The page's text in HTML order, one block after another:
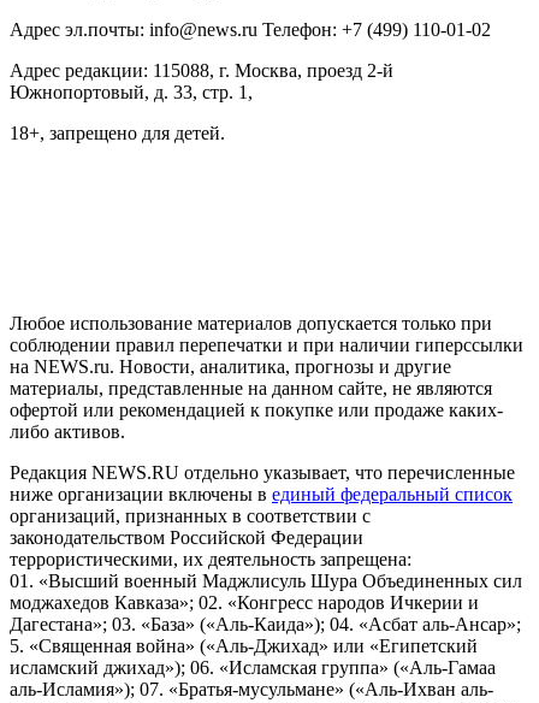
Адрес эл.почты: info@news.ru Телефон: +7 (499) 110-01-02
Адрес редакции: 115088, г. Москва, проезд 2-й
Южнопортовый, д. 33, стр. 1,
18+, запрещено для детей.
Любое использование материалов допускается только при
соблюдении правил перепечатки и при наличии гиперссылки
на NEWS.ru. Новости, аналитика, прогнозы и другие
материалы, представленные на данном сайте, не являются
офертой или рекомендацией к покупке или продаже каких-
либо активов.
Редакция NEWS.RU отдельно указывает, что перечисленные
ниже организации включены в единый федеральный список
организаций, признанных в соответствии с
законодательством Российской Федерации
террористическими, их деятельность запрещена:
01. «Высший военный Маджлисуль Шура Объединенных сил
моджахедов Кавказа»; 02. «Конгресс народов Ичкерии и
Дагестана»; 03. «База» («Аль-Каида»); 04. «Асбат аль-Ансар»;
5. «Священная война» («Аль-Джихад» или «Египетский
исламский джихад»); 06. «Исламская группа» («Аль-Гамаа
аль-Исламия»); 07. «Братья-мусульмане» («Аль-Ихван аль-